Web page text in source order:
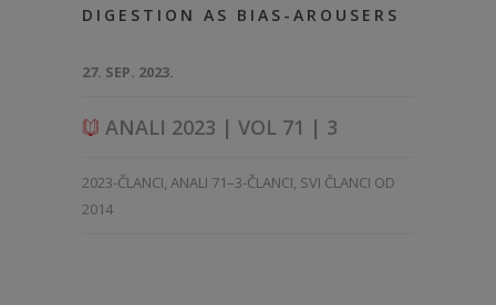
DIGESTION AS BIAS-AROUSERS
27. SEP. 2023.
ANALI 2023 | VOL 71 | 3
2023-ČLANCI, ANALI 71–3-ČLANCI, SVI ČLANCI OD
2014